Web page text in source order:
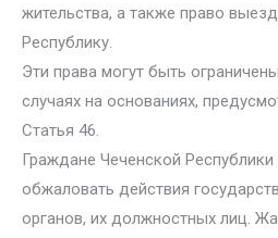
жительства, а также право
Республику.
Эти права могут быть
случаях на основаниях,
Статья 46.
Граждане Чеченской
обжаловать действия
органов, их должностных лиц.